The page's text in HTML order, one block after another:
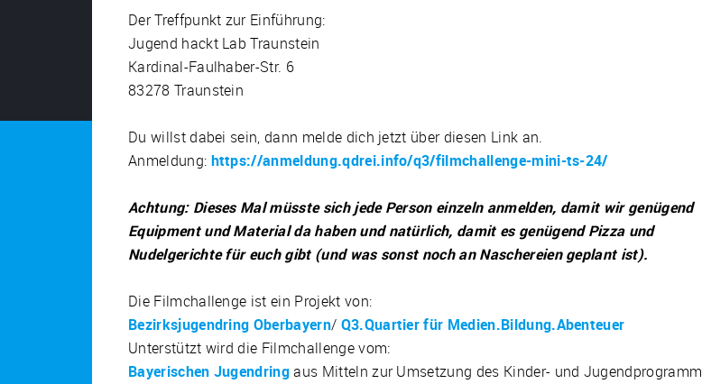
Der Treffpunkt zur Einführung:
Jugend hackt Lab Traunstein
Kardinal-Faulhaber-Str. 6
83278 Traunstein
Du willst dabei sein, dann melde dich jetzt über diesen Link an.
Anmeldung: https://anmeldung.qdrei.info/q3/filmchallenge-mini-ts-24/
Achtung: Dieses Mal müsste sich jede Person einzeln anmelden, damit wir genügend
Equipment und Material da haben und natürlich, damit es genügend Pizza und
Nudelgerichte für euch gibt (und was sonst noch an Naschereien geplant ist).
Die Filmchallenge ist ein Projekt von:
Bezirksjugendring Oberbayern/ Q3.Quartier für Medien.Bildung.Abenteuer
Unterstützt wird die Filmchallenge vom:
Bayerischen Jugendringaus Mitteln zur Umsetzung des Kinder- und Jugendprogramm